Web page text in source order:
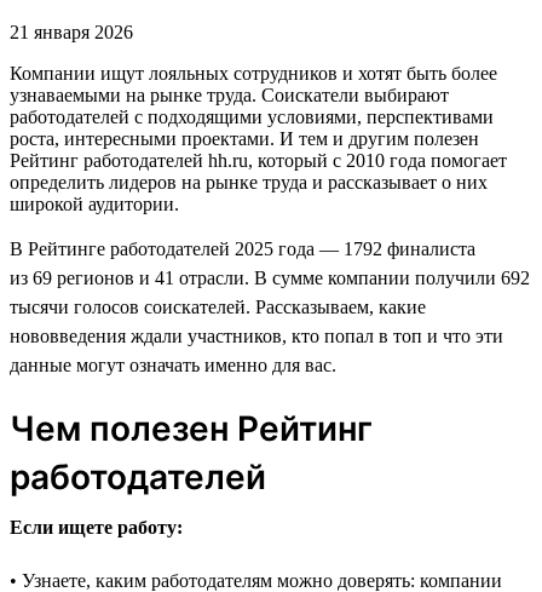
21 января 2026
Компании ищут лояльных сотрудников и хотят быть более
узнаваемыми на рынке труда. Соискатели выбирают
работодателей с подходящими условиями, перспективами
роста, интересными проектами. И тем и другим полезен
Рейтинг работодателей hh.ru, который с 2010 года помогает
определить лидеров на рынке труда и рассказывает о них
широкой аудитории.
В Рейтинге работодателей 2025 года — 1792 финалиста
из 69 регионов и 41 отрасли. В сумме компании получили 692
тысячи голосов соискателей. Рассказываем, какие
нововведения ждали участников, кто попал в топ и что эти
данные могут означать именно для вас.
Чем полезен Рейтинг
работодателей
Если ищете работу:
• Узнаете, каким работодателям можно доверять: компании